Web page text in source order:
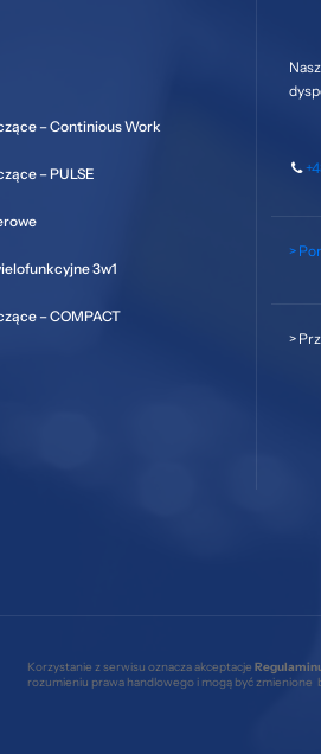
– Continious Work
– PULSE
3w1
– COMPACT
>
>
Korzystanie z serwisu oznacza akceptacje
rozumieniu prawa handlowego i mogą być zmienione